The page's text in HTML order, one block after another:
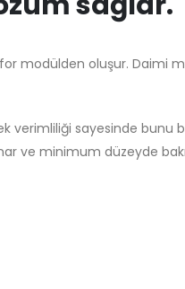
modülden oluşur. Daimi
verimliliği sayesinde bunu
ve minimum düzeyde